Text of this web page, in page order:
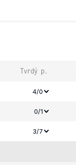
Tvrdý p.
4/0
0/1
3/7